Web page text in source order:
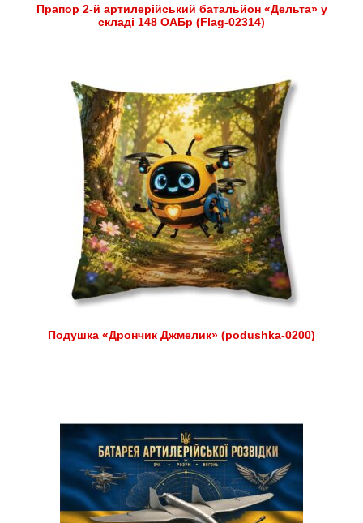
Прапор 2-й артилерійський батальйон «Дельта» у
складі 148 ОАБр (Flag-02314)
Подушка «Дрончик Джмелик» (podushka-0200)